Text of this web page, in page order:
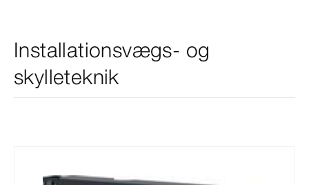
Installationsvægs- og
skylleteknik